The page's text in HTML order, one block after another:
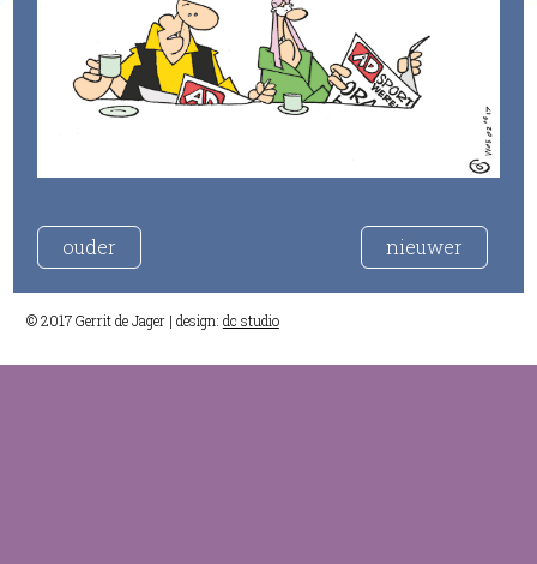
ouder nieuwer
© 2017 Gerrit de Jager | design: dc studio